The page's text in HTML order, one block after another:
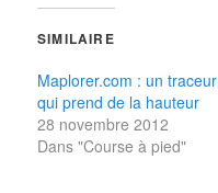
SIMILAIRE
Maplorer.com : un traceur
qui prend de la hauteur
28 novembre 2012
Dans "Course à pied"